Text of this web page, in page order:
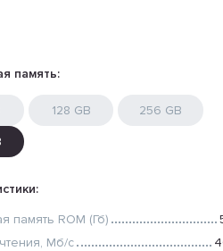
память:
128 GB 256 GB
память ROM (Гб)
Мб/с